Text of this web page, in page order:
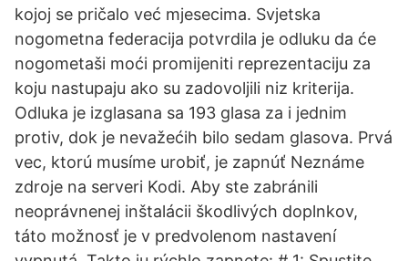
kojoj se pričalo već mjesecima. Svjetska
nogometna federacija potvrdila je odluku da će
nogometaši moći promijeniti reprezentaciju za
koju nastupaju ako su zadovoljili niz kriterija.
Odluka je izglasana sa 193 glasa za i jednim
protiv, dok je nevažećih bilo sedam glasova. Prvá
vec, ktorú musíme urobiť, je zapnúť Neznáme
zdroje na serveri Kodi. Aby ste zabránili
neoprávnenej inštalácii škodlivých doplnkov,
táto možnosť je v predvolenom nastavení